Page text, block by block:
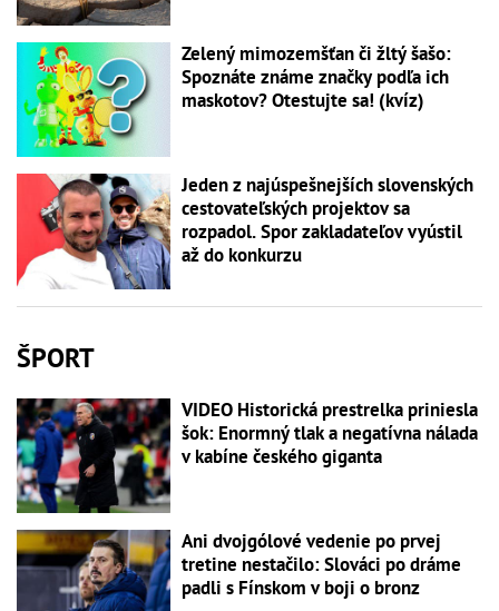
Zelený mimozemšťan či žltý šašo:
Spoznáte známe značky podľa ich
maskotov? Otestujte sa! (kvíz)
Jeden z najúspešnejších slovenských
cestovateľských projektov sa
rozpadol. Spor zakladateľov vyústil
až do konkurzu
ŠPORT
VIDEO Historická prestrelka priniesla
šok: Enormný tlak a negatívna nálada
v kabíne českého giganta
Ani dvojgólové vedenie po prvej
tretine nestačilo: Slováci po dráme
padli s Fínskom v boji o bronz